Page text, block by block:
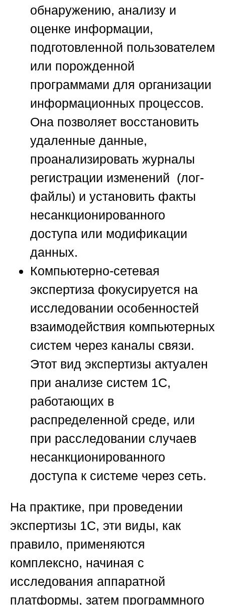
обнаружению, анализу и
оценке информации,
подготовленной пользователем
или порожденной
программами для организации
информационных процессов.
Она позволяет восстановить
удаленные данные,
проанализировать журналы
регистрации изменений (лог-
файлы) и установить факты
несанкционированного
доступа или модификации
данных.
Компьютерно-сетевая
экспертиза фокусируется на
исследовании особенностей
взаимодействия компьютерных
систем через каналы связи.
Этот вид экспертизы актуален
при анализе систем 1С,
работающих в
распределенной среде, или
при расследовании случаев
несанкционированного
доступа к системе через сеть.
На практике, при проведении
экспертизы 1С, эти виды, как
правило, применяются
комплексно, начиная с
исследования аппаратной
платформы, затем программного